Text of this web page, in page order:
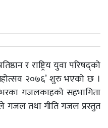
र राष्ट्रिय युवा परिषद्को
२०७६’ शुरु भएको छ ।
गजलकाहको सहभागिता
गजल तथा गीति गजल प्रस्तुत